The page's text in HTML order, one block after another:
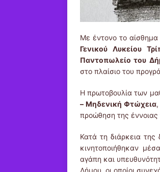
Με έντονο το αίσθημα
Γενικού Λυκείου
Παντοπωλείο του
στο πλαίσιο του
Η πρωτοβουλία των
– Μηδενική Φτώχεια
προώθηση της έννοιας
Κατά τη διάρκεια της
κινητοποιήθηκαν
αγάπη και
Δήμου, οι οποίοι